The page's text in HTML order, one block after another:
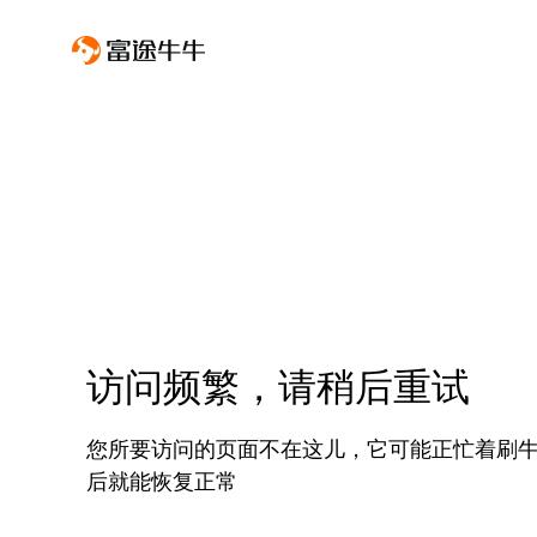
访问频繁，请稍后重试
您所要访问的页面不在这儿，它可能正忙着刷
后就能恢复正常